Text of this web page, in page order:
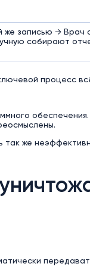
же записью → Врач
собирают
процесс
так же